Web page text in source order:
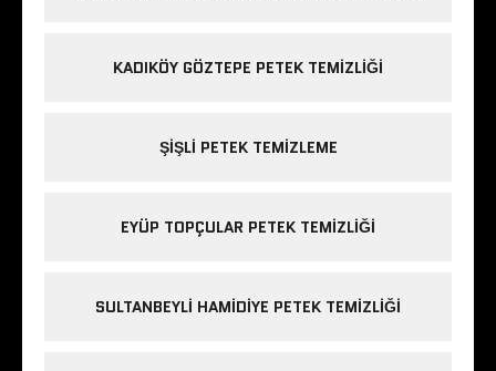
KADIKÖY GÖZTEPE PETEK TEMIZLIĞI
ŞIŞLI PETEK TEMIZLEME
EYÜP TOPÇULAR PETEK TEMIZLIĞI
SULTANBEYLI HAMIDIYE PETEK TEMIZLIĞI